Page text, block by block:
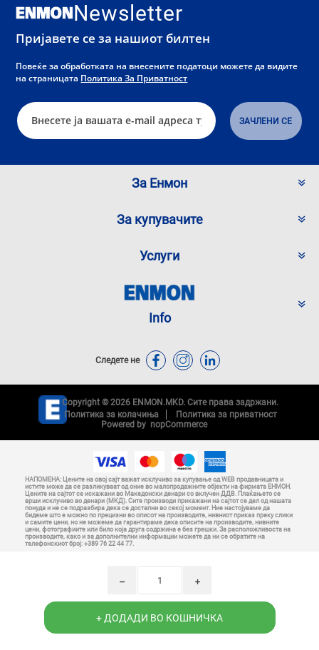
i
h
Newsletter
Пријавете се за нашиот билтен
Повеќе за обработката на внесените податоци можете да видите
на страницата Политика За Приватност
За Енмон
За купувачите
Услуги
Info
Следете не
Copyright © 2026 ENMON.MKD. Сите права задржани.
Политика за колачиња
Политика за приватност
Powered by nopCommerce
НАПОМЕНА: Цените на овој сајт важат исклучиво за купување од WEB продавницата и
истите може да се разликуваат од оние во малопродажните објекти на фирмата ЕНМОН.
Цените на сајтот се искажани во Македонски денари со вклучен ДДВ. Плаќањето се
врши исклучиво во денари (МКД). Сите производи прикажани на сајтот се дел од нашата
понуда и не се подразбира дека се достапни во секој момент. Ние настојуваме да
бидеме што е можно по прецизни во описот на производите, нивниот приказ преку слики
и самите цени, но не можеме да гарантираме дека описите на производите, нивните
цени, фотографиите или било која друга содржина е без грешки. За расположливоста на
производите, како и за дополнителни информации можете да ни се обратите на
телефонскиот број: +389 76 22 44 77.